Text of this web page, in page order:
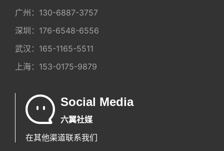
广州： 130-6887-3757
深圳： 176-6548-6556
武汉： 165-1165-5511
上海： 153-0175-9879
Social Media
六翼社媒
在其他渠道联系我们